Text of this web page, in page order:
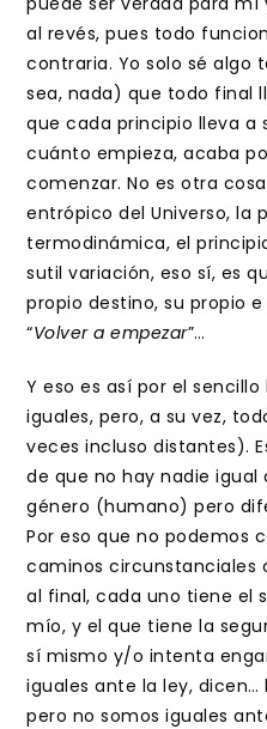
al revés, pues todo
contraria. Yo solo sé algo
sea, nada) que todo final
que cada principio lleva a
cuánto empieza, acaba
comenzar. No es otra
entrópico del Universo, la
termodinámica, el
sutil variación, eso sí, es
propio destino, su propio
“Volver a empezar”…
Y eso es así por el
iguales, pero, a su vez,
veces incluso distantes).
de que no hay nadie igual
género (humano) pero
Por eso que no podemos
caminos circunstanciales
al final, cada uno tiene el
mío, y el que tiene la
sí mismo y/o intenta
iguales ante la ley, dicen…
pero no somos iguales